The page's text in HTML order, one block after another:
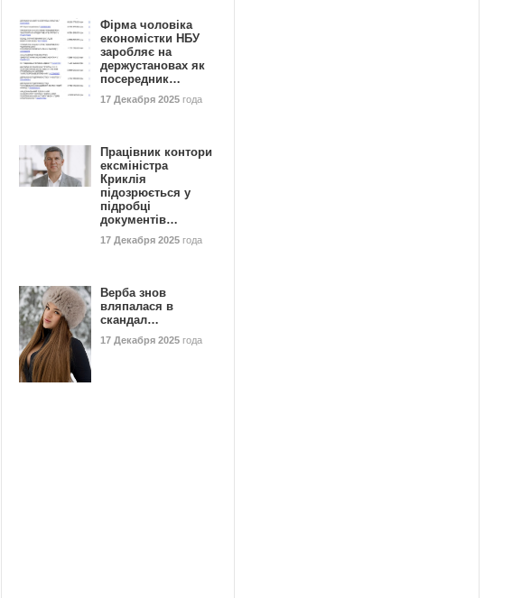
Фірма чоловіка
економістки НБУ
заробляє на
держустановах як
посередник…
17 Декабря 2025 года
Працівник контори
ексміністра
Криклія
підозрюється у
підробці
документів…
17 Декабря 2025 года
Верба знов
вляпалася в
скандал…
17 Декабря 2025 года